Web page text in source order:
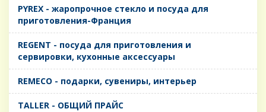
PYREX - жаропрочное стекло и посуда для
приготовления-Франция
REGENT - посуда для приготовления и
сервировки, кухонные аксессуары
REMECO - подарки, сувениры, интерьер
TALLER - ОБЩИЙ ПРАЙС